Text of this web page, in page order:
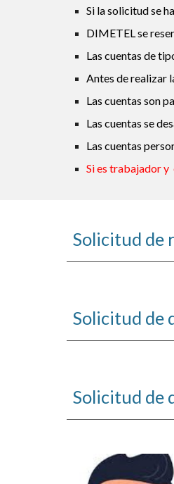
Si la solicitud se
DIMETEL se
Las cuentas de
Antes de realizar
Las cuentas son
Las cuentas se
Las cuentas
Si es trabajador
Solicitud de
Solicitud de
Solicitud de